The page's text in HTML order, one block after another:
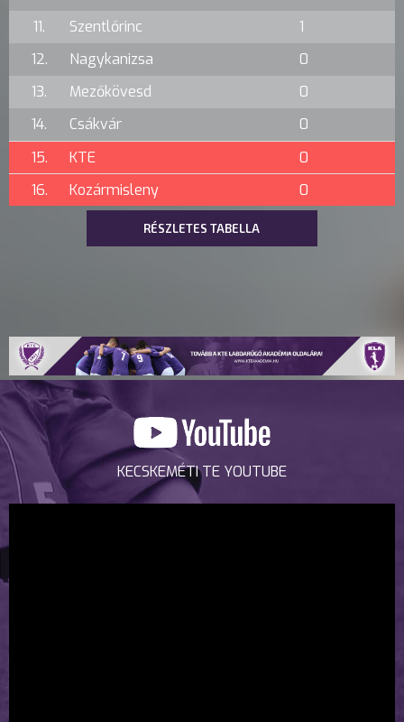
11.
Szentlőrinc
1
12.
Nagykanizsa
0
13.
Mezőkövesd
0
14.
Csákvár
0
15.
KTE
0
16.
Kozármisleny 0
RÉSZLETES TABELLA
KECSKEMÉTI TE YOUTUBE